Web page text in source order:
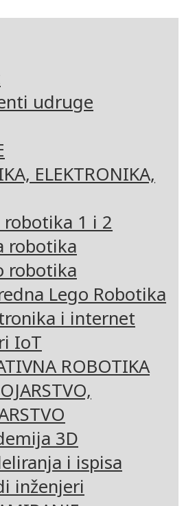
udruge
ELEKTRONIKA,
1 i 2
robotika
robotika
Lego Robotika
i internet
IoT
ROBOTIKA
3D
i ispisa
inženjeri